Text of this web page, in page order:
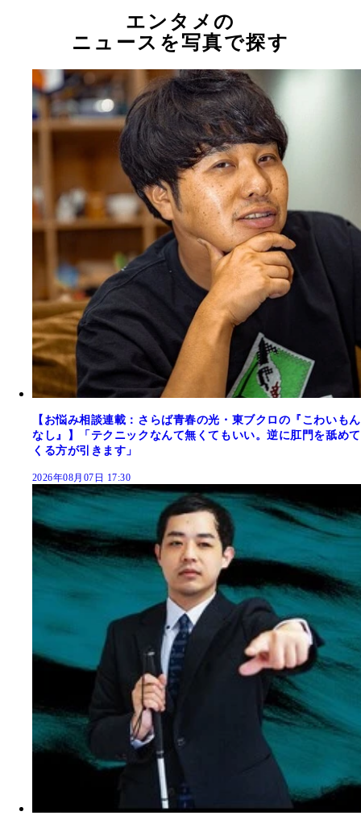
エンタメの
ニュースを写真で探す
【お悩み相談連載：さらば青春の光・東ブクロの『こわいもん
なし』】「テクニックなんて無くてもいい。逆に肛門を舐めて
くる方が引きます」
2026年08月07日 17:30